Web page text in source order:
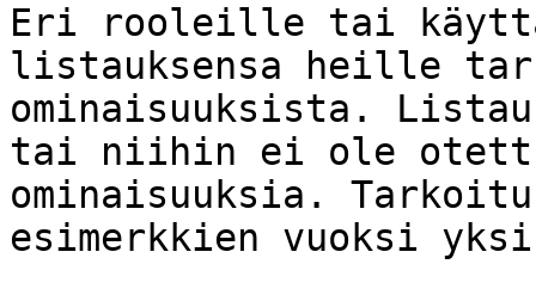
Eri rooleille tai
listauksensa heille
ominaisuuksista.
tai niihin ei ole otettu
ominaisuuksia.
esimerkkien vuoksi